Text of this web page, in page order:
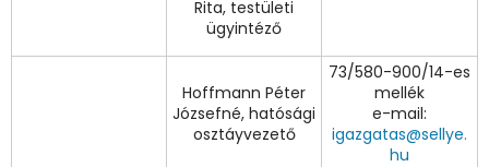
Rita, testületi
ügyintéző
Hoffmann Péter
Józsefné, hatósági
osztáyvezető
73/580-900/14-es
mellék
e-mail:
igazgatas@sellye.
hu